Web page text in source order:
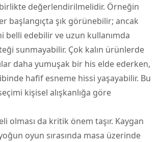
birlikte değerlendirilmelidir. Örneğin
başlangıçta şık görünebilir; ancak
belli edebilir ve uzun kullanımda
sunmayabilir. Çok kalın ürünlerde
daha yumuşak bir his elde ederken,
hafif esneme hissi yaşayabilir. Bu
kişisel alışkanlığa göre
olması da kritik önem taşır. Kaygan
oyun sırasında masa üzerinde